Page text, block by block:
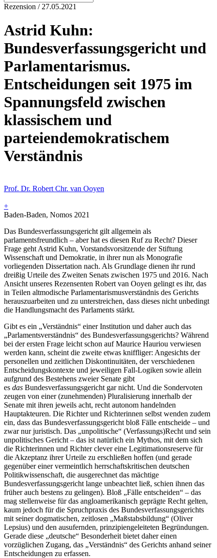
Rezension / 27.05.2021
Astrid Kuhn:
Bundesverfassungsgericht und
Parlamentarismus.
Entscheidungen seit 1975 im
Spannungsfeld zwischen
klassischem und
parteiendemokratischem
Verständnis
Prof. Dr. Robert Chr. van Ooyen
+
Baden-Baden, Nomos 2021
Das Bundesverfassungsgericht gilt allgemein als
parlamentsfreundlich – aber hat es diesen Ruf zu Recht? Dieser
Frage geht Astrid Kuhn, Vorstandsvorsitzende der Stiftung
Wissenschaft und Demokratie, in ihrer nun als Monografie
vorliegenden Dissertation nach. Als Grundlage dienen ihr rund
dreißig Urteile des Zweiten Senats zwischen 1975 und 2016. Nach
Ansicht unseres Rezensenten Robert van Ooyen gelingt es ihr, das
in Teilen altmodische Parlamentarismusverständnis des Gerichts
herauszuarbeiten und zu unterstreichen, dass dieses nicht unbedingt
die Handlungsmacht des Parlaments stärkt.
Gibt es ein „Verständnis“ einer Institution und daher auch das
„Parlamentsverständnis“ des Bundesverfassungsgerichts? Während
bei der ersten Frage leicht schon auf Maurice Hauriou verwiesen
werden kann, scheint die zweite etwas kniffliger: Angesichts der
personellen und zeitlichen Diskontinuitäten, der verschiedenen
Entscheidungskontexte und jeweiligen Fall-Logiken sowie allein
aufgrund des Bestehens zweier Senate gibt
es das Bundesverfassungsgericht gar nicht. Und die Sondervoten
zeugen von einer (zunehmenden) Pluralisierung innerhalb der
Senate mit ihren jeweils acht, recht autonom handelnden
Hauptakteuren. Die Richter und Richterinnen selbst wenden zudem
ein, dass das Bundesverfassungsgericht bloß Fälle entscheide – und
zwar nur juristisch. Das „unpolitische“ (Verfassungs)Recht und sein
unpolitisches Gericht – das ist natürlich ein Mythos, mit dem sich
die Richterinnen und Richter clever eine Legitimationsreserve für
die Akzeptanz ihrer Urteile zu erschließen hoffen (und gerade
gegenüber einer vermeintlich herrschaftskritischen deutschen
Politikwissenschaft, die ausgerechnet das mächtige
Bundesverfassungsgericht lange unbeachtet ließ, schien ihnen das
früher auch bestens zu gelingen). Bloß „Fälle entscheiden“ – das
mag stellenweise für das angloamerikanisch geprägte Recht gelten,
kaum jedoch für die Spruchpraxis des Bundesverfassungsgerichts
mit seiner dogmatischen, zeitlosen „Maßstabsbildung“ (Oliver
Lepsius) und den ausufernden, prinzipiengeleiteten Begründungen.
Gerade diese „deutsche“ Besonderheit bietet daher einen
vorzüglichen Zugang, das „Verständnis“ des Gerichts anhand seiner
Entscheidungen zu erfassen.